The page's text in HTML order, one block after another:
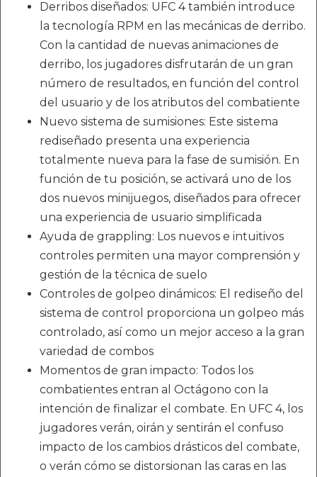
Derribos diseñados: UFC 4 también introduce
la tecnología RPM en las mecánicas de derribo.
Con la cantidad de nuevas animaciones de
derribo, los jugadores disfrutarán de un gran
número de resultados, en función del control
del usuario y de los atributos del combatiente
Nuevo sistema de sumisiones: Este sistema
rediseñado presenta una experiencia
totalmente nueva para la fase de sumisión. En
función de tu posición, se activará uno de los
dos nuevos minijuegos, diseñados para ofrecer
una experiencia de usuario simplificada
Ayuda de grappling: Los nuevos e intuitivos
controles permiten una mayor comprensión y
gestión de la técnica de suelo
Controles de golpeo dinámicos: El rediseño del
sistema de control proporciona un golpeo más
controlado, así como un mejor acceso a la gran
variedad de combos
Momentos de gran impacto: Todos los
combatientes entran al Octágono con la
intención de finalizar el combate. En UFC 4, los
jugadores verán, oirán y sentirán el confuso
impacto de los cambios drásticos del combate,
o verán cómo se distorsionan las caras en las